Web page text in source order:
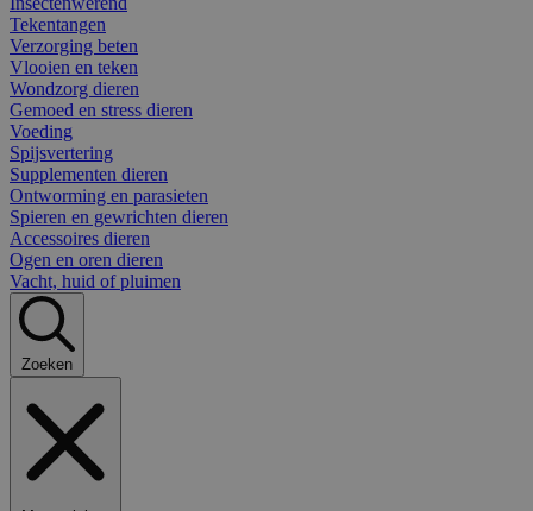
Tekentangen
Verzorging beten
Vlooien en teken
Wondzorg dieren
Gemoed en stress dieren
Voeding
Spijsvertering
Supplementen dieren
Ontworming en parasieten
Spieren en gewrichten dieren
Accessoires dieren
Ogen en oren dieren
Vacht, huid of pluimen
Zoeken